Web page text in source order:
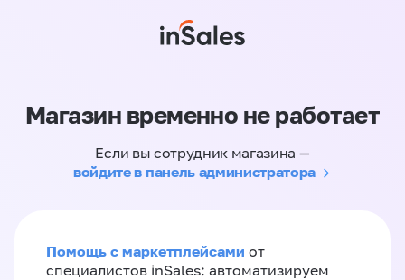
Магазин временно не работает
Если вы сотрудник магазина —
войдите в панель администратора
Помощь с маркетплейсами от
специалистов inSales: автоматизируем